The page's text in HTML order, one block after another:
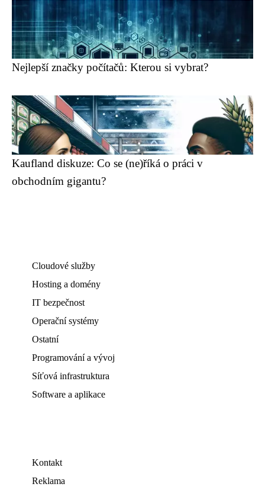
Nejlepší značky počítačů: Kterou si vybrat?
Kaufland diskuze: Co se (ne)říká o práci v
obchodním gigantu?
Cloudové služby
Hosting a domény
IT bezpečnost
Operační systémy
Ostatní
Programování a vývoj
Síťová infrastruktura
Software a aplikace
Kontakt
Reklama